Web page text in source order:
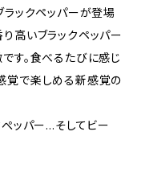
ックペッパーが登場
高いブラックペッパー
す。食べるたびに感じ
覚で楽しめる新感覚の
ぺッパー…そしてビー